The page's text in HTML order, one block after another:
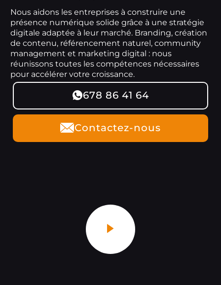
Nous aidons les entreprises à construire une
présence numérique solide grâce à une stratégie
digitale adaptée à leur marché. Branding, création
de contenu, référencement naturel, community
management et marketing digital : nous
réunissons toutes les compétences nécessaires
pour accélérer votre croissance.
678 86 41 64
Contactez-nous